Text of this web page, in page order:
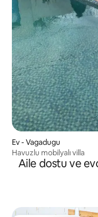
Ev - Vagadugu
Havuzlu mobilyalı villa
Aile dostu ve